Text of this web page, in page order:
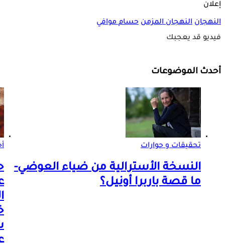
إعلان
النهجان النهجان المزمن حسام موافي
فيديو قد يعجبك
أحدث الموضوعات
تحقيقات و حوارات
النسخة الأسترالية من ضياء العوضي-
ما قصة باربرا أونيل؟